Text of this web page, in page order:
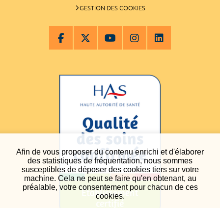
Afin de vous proposer du contenu enrichi et d'élaborer
des statistiques de fréquentation, nous sommes
susceptibles de déposer des cookies tiers sur votre
machine. Cela ne peut se faire qu'en obtenant, au
préalable, votre consentement pour chacun de ces
cookies.
GESTION DES COOKIES